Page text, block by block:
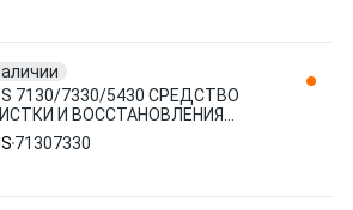
7130/7330/5430 СРЕДСТВО
И ВОССТАНОВЛЕНИЯ
ОБИВКИ АВТО AREXONS
71307330